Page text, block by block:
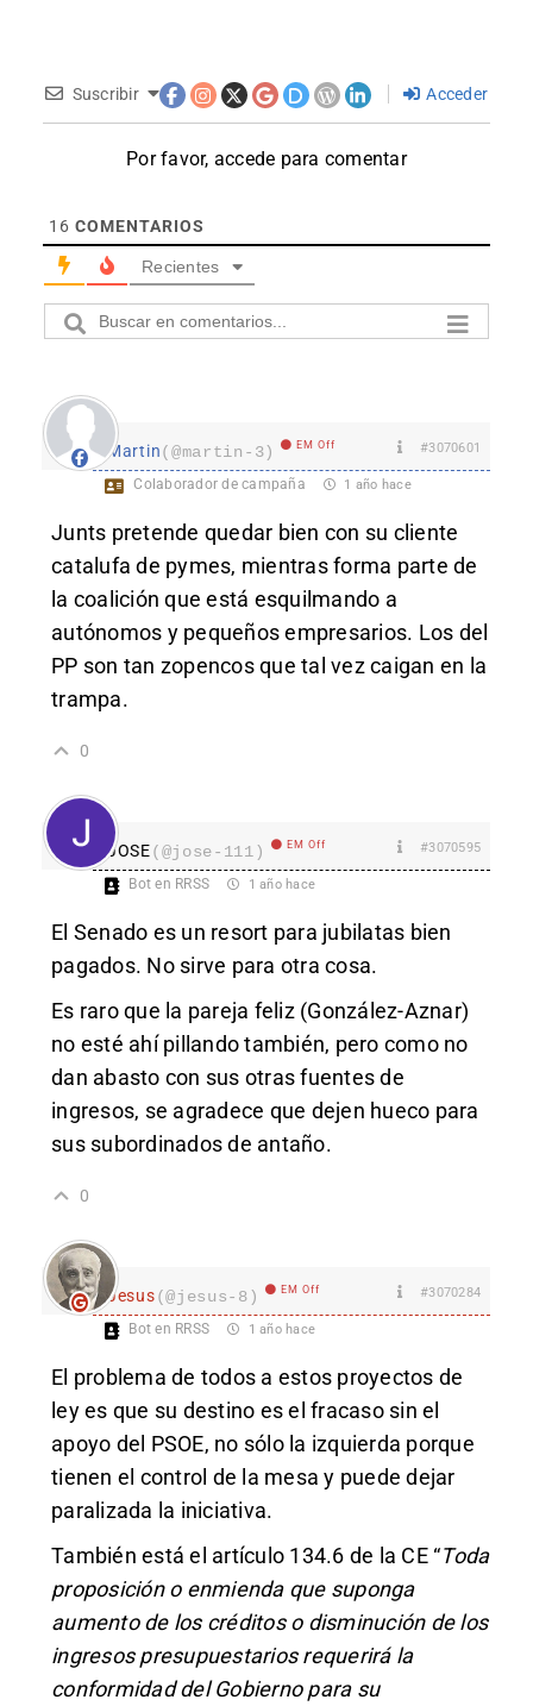
Suscribir Acceder
Por favor, accede para comentar
16 COMENTARIOS
Recientes
Martin(@martin-3) EM Off #3070601
Colaborador de campaña 1 año hace
Junts pretende quedar bien con su cliente
catalufa de pymes, mientras forma parte de
la coalición que está esquilmando a
autónomos y pequeños empresarios. Los del
PP son tan zopencos que tal vez caigan en la
trampa.
0
JOSE(@jose-111) EM Off #3070595
Bot en RRSS 1 año hace
El Senado es un resort para jubilatas bien
pagados. No sirve para otra cosa.
Es raro que la pareja feliz (González-Aznar)
no esté ahí pillando también, pero como no
dan abasto con sus otras fuentes de
ingresos, se agradece que dejen hueco para
sus subordinados de antaño.
0
Jesus(@jesus-8) EM Off #3070284
Bot en RRSS 1 año hace
El problema de todos a estos proyectos de
ley es que su destino es el fracaso sin el
apoyo del PSOE, no sólo la izquierda porque
tienen el control de la mesa y puede dejar
paralizada la iniciativa.
También está el artículo 134.6 de la CE “Toda
proposición o enmienda que suponga
aumento de los créditos o disminución de los
ingresos presupuestarios requerirá la
conformidad del Gobierno para su